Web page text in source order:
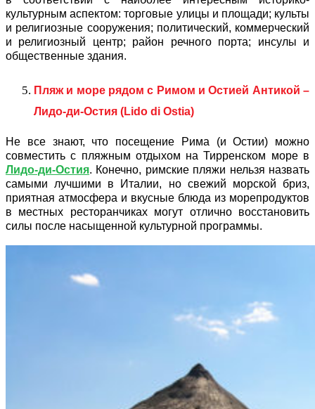
культурным аспектом: торговые улицы и площади; культы
и религиозные сооружения; политический, коммерческий
и религиозный центр; район речного порта; инсулы и
общественные здания.
Пляж и море рядом с Римом и Остией Антикой –
Лидо-ди-Остия (Lido di Ostia)
Не все знают, что посещение Рима (и Остии) можно
совместить с пляжным отдыхом на Тирренском море в
Лидо-ди-Остия. Конечно, римские пляжи нельзя назвать
самыми лучшими в Италии, но свежий морской бриз,
приятная атмосфера и вкусные блюда из морепродуктов
в местных ресторанчиках могут отлично восстановить
силы после насыщенной культурной программы.